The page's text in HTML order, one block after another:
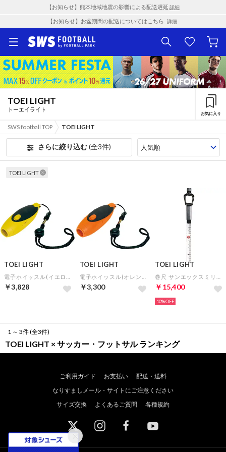
【お知らせ】熊本地域地震の影響による配送遅延 詳細
【お知らせ】お盆期間の配送についてはこちら 詳細
TOEI LIGHT
トーエイライト
お気に入り
SWS football TOP TOEI LIGHT
さらに絞り込む(全3件)
TOEI LIGHT
TOEI LIGHT
￥3,828
TOEI LIGHT
￥3,300
TOEI LIGHT
￥15,400
10%
1 ～ 3件 (全3件)
TOEI LIGHT × サッカー・フットサル ランキング
ご利用ガイド お支払い
配送・送料
なりすましメール・サイトにご注意ください
サイズ交換
よくあるご質問 各種規約